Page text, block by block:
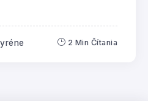
2 Min Čítania